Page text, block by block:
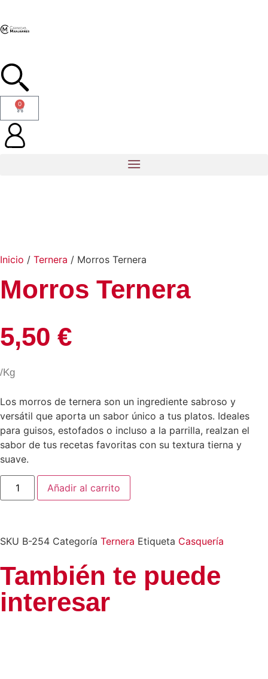
0
Inicio / Ternera / Morros Ternera
Morros Ternera
5,50 €
/Kg
Los morros de ternera son un ingrediente sabroso y
versátil que aporta un sabor único a tus platos. Ideales
para guisos, estofados o incluso a la parrilla, realzan el
sabor de tus recetas favoritas con su textura tierna y
suave.
Añadir al carrito
SKU B-254 Categoría Ternera Etiqueta Casquería
También te puede
interesar